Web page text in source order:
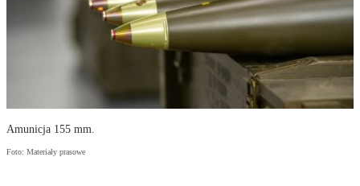
Amunicja 155 mm.
Foto: Materiały prasowe